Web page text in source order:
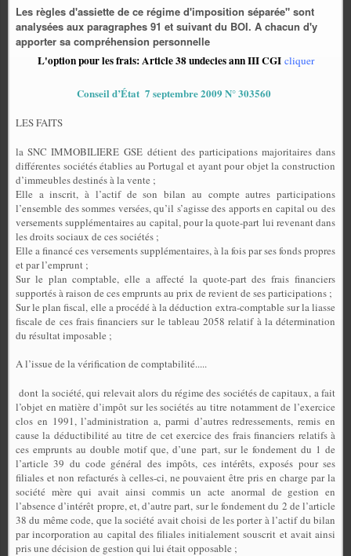
Les règles d'assiette de ce régime d'imposition séparée" sont
analysées aux paragraphes 91 et suivant du BOI. A chacun d'y
apporter sa compréhension personnelle
L'option pour les frais:Article 38 undecies ann III CGIcliquer
Conseil d’État 7 septembre 2009 N° 303560
LES FAITS
la SNC IMMOBILIERE GSE détient des participations majoritaires dans
différentes sociétés établies au Portugal et ayant pour objet la construction
d’immeubles destinés à la vente ;
Elle a inscrit, à l’actif de son bilan au compte autres participations
l’ensemble des sommes versées, qu’il s’agisse des apports en capital ou des
versements supplémentaires au capital, pour la quote-part lui revenant dans
les droits sociaux de ces sociétés ;
Elle a financé ces versements supplémentaires, à la fois par ses fonds propres
et par l’emprunt ;
Sur le plan comptable, elle a affecté la quote-part des frais financiers
supportés à raison de ces emprunts au prix de revient de ses participations ;
Sur le plan fiscal, elle a procédé à la déduction extra-comptable sur la liasse
fiscale de ces frais financiers sur le tableau 2058 relatif à la détermination
du résultat imposable ;
A l’issue de la vérification de comptabilité.....
dont la société, qui relevait alors du régime des sociétés de capitaux, a fait
l’objet en matière d’impôt sur les sociétés au titre notamment de l’exercice
clos en 1991, l’administration a, parmi d’autres redressements, remis en
cause la déductibilité au titre de cet exercice des frais financiers relatifs à
ces emprunts au double motif que, d’une part, sur le fondement du 1 de
l’article 39 du code général des impôts, ces intérêts, exposés pour ses
filiales et non refacturés à celles-ci, ne pouvaient être pris en charge par la
société mère qui avait ainsi commis un acte anormal de gestion en
l’absence d’intérêt propre, et, d’autre part, sur le fondement du 2 de l’article
38 du même code, que la société avait choisi de les porter à l’actif du bilan
par incorporation au capital des filiales initialement souscrit et avait ainsi
pris une décision de gestion qui lui était opposable ;